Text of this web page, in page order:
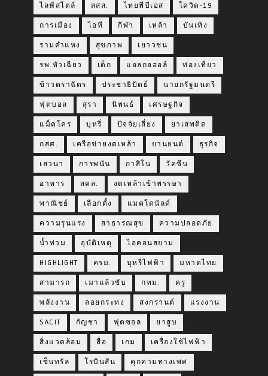
ไลฟ์สไตล์ สสส. ไทยพีบีเอส โควิด-19
การเมือง ไอที กีฬา เหล้า บันเทิง
รามคำแหง สุขภาพ เยาวชน
รพ.หัวเฉียว เด็ก แอลกอฮอล์ ท่องเที่ยว
ข้าวตราฉัตร ประชาธิปัตย์ นายกรัฐมนตรี
ฟุตบอล สุรา นิพนธ์ เศรษฐกิจ
แม็คโคร บุหรี่ ปัจจัยเสี่ยง ยาเสพติด
กสศ. เครือข่ายงดเหล้า ยานยนต์ ธุรกิจ
เสวนา การพนัน กาสิโน วัคซีน
อาหาร สคล. งดเหล้าเข้าพรรษา
พาณิชย์ เลือกตั้ง แมคโดนัลด์
ความรุนแรง สาธารณสุข ความปลอดภัย
น้ำท่วม อุบัติเหตุ ไอคอนสยาม
HIGHLIGHT ครม. บุหรี่ไฟฟ้า มหาดไทย
สามารถ เมาแล้วขับ กทม. ครู
พลังงาน ลอยกระทง สงกรานต์ แรงงาน
SACIT กัญชา ฟุตซอล ยาสูบ
สิ่งแวดล้อม สื่อ เกม เครื่องใช้ไฟฟ้า
เซ็นทรัล โรบินสัน คุกคามทางเพศ